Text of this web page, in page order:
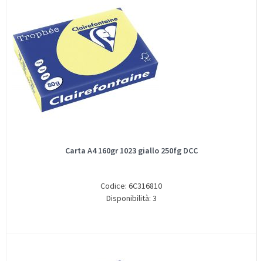
Carta A4 160gr 1023 giallo 250fg DCC
Codice: 6C316810
Disponibilità: 3